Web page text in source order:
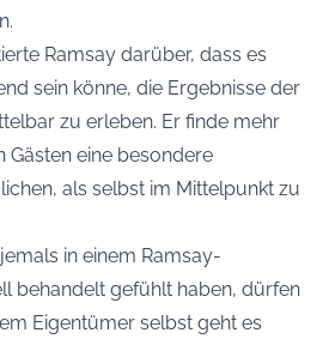
Ramsay darüber, dass es
sein könne, die Ergebnisse der
zu erleben. Er finde mehr
Gästen eine besondere
als selbst im Mittelpunkt zu
in einem Ramsay-
behandelt gefühlt haben, dürfen
Eigentümer selbst geht es